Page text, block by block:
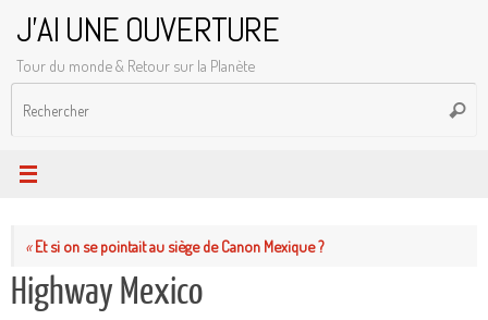
contenu
J'AI UNE OUVERTURE
Tour du monde & Retour sur la Planète
«Et si on se pointait au siège de Canon Mexique ?
Highway Mexico